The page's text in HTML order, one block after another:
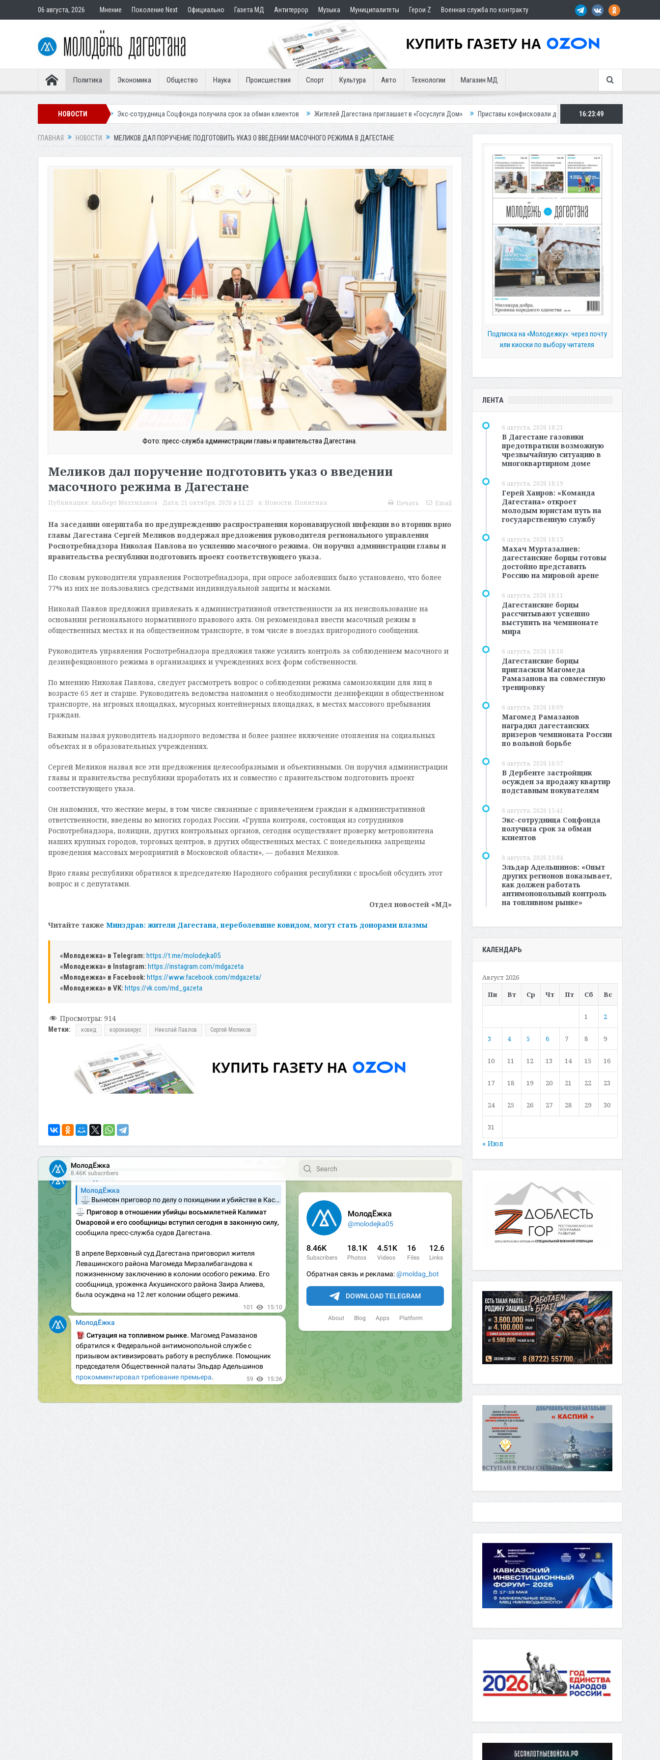
06 августа, 2026 Мнение Поколение Next Официально Газета МД Антитеррор Музыка Муниципалитеты Герои Z Военная служба по контракту
Политика Экономика Общество Наука Происшествия Спорт Культура Авто Технологии Магазин МД
НОВОСТИ
покупателям Экс-сотрудница Соцфонда получила срок за обман клиентов Жителей Дагестана приглашает в «Госуслуги Дом» Приставы конфисковали двух бурых медведей у жителя Дагестана
16:23:50
ГЛАВНАЯ НОВОСТИ МЕЛИКОВ ДАЛ ПОРУЧЕНИЕ ПОДГОТОВИТЬ УКАЗ О ВВЕДЕНИИ МАСОЧНОГО РЕЖИМА В ДАГЕСТАНЕ
Фото: пресс-служба администрации главы и правительства Дагестана.
Меликов дал поручение подготовить указ о введении
масочного режима в Дагестане
Публикация: Альберт Мехтиханов Дата: 21 октября, 2020 в 11:25 в: Новости, Политика Печать Email
На заседании оперштаба по предупреждению распространения коронавирусной инфекции во вторник врио
главы Дагестана Сергей Меликов поддержал предложения руководителя регионального управления
Роспотребнадзора Николая Павлова по усилению масочного режима. Он поручил администрации главы и
правительства республики подготовить проект соответствующего указа.
По словам руководителя управления Роспотребнадзора, при опросе заболевших было установлено, что более
77% из них не пользовались средствами индивидуальной защиты и масками.
Николай Павлов предложил привлекать к административной ответственности за их неиспользование на
основании регионального нормативного правового акта. Он рекомендовал ввести масочный режим в
общественных местах и на общественном транспорте, в том числе в поездах пригородного сообщения.
Руководитель управления Роспотребнадзора предложил также усилить контроль за соблюдением масочного и
дезинфекционного режима в организациях и учреждениях всех форм собственности.
По мнению Николая Павлова, следует рассмотреть вопрос о соблюдении режима самоизоляции для лиц в
возрасте 65 лет и старше. Руководитель ведомства напомнил о необходимости дезинфекции в общественном
транспорте, на игровых площадках, мусорных контейнерных площадках, в местах массового пребывания
граждан.
Важным назвал руководитель надзорного ведомства и более раннее включение отопления на социальных
объектах и в образовательных учреждениях.
Сергей Меликов назвал все эти предложения целесообразными и объективными. Он поручил администрации
главы и правительства республики проработать их и совместно с правительством подготовить проект
соответствующего указа.
Он напомнил, что жесткие меры, в том числе связанные с привлечением граждан к административной
ответственности, введены во многих городах России. «Группа контроля, состоящая из сотрудников
Роспотребнадзора, полиции, других контрольных органов, сегодня осуществляет проверку метрополитена
наших крупных городов, торговых центров, в других общественных местах. С понедельника запрещены
проведения массовых мероприятий в Московской области», — добавил Меликов.
Врио главы республики обратился к председателю Народного собрания республики с просьбой обсудить этот
вопрос и с депутатами.
Отдел новостей «МД»
Читайте также Минздрав: жители Дагестана, переболевшие ковидом, могут стать донорами плазмы
«Молодежка» в Telegram: https://t.me/molodejka05
«Молодежка» в Instagram: https://instagram.com/mdgazeta
«Молодежка» в Facebook: https://www.facebook.com/mdgazeta/
«Молодежка» в VK: https://vk.com/md_gazeta
Просмотры: 914
Метки: ковид коронавирус Николай Павлов Сергей Меликов
Подписка на «Молодежку»: через почту
или киоски по выбору читателя
ЛЕНТА
6 августа, 2026 18:21
В Дагестане газовики
предотвратили возможную
чрезвычайную ситуацию в
многоквартирном доме
6 августа, 2026 18:19
Герей Хаиров: «Команда
Дагестана» откроет
молодым юристам путь на
государственную службу
6 августа, 2026 18:13
Махач Муртазалиев:
дагестанские борцы готовы
достойно представить
Россию на мировой арене
6 августа, 2026 18:11
Дагестанские борцы
рассчитывают успешно
выступить на чемпионате
мира
6 августа, 2026 18:10
Дагестанские борцы
пригласили Магомеда
Рамазанова на совместную
тренировку
6 августа, 2026 18:09
Магомед Рамазанов
наградил дагестанских
призеров чемпионата России
по вольной борьбе
6 августа, 2026 16:57
В Дербенте застройщик
осужден за продажу квартир
подставным покупателям
6 августа, 2026 15:41
Экс-сотрудница Соцфонда
получила срок за обман
клиентов
6 августа, 2026 15:04
Эльдар Адельшинов: «Опыт
других регионов показывает,
как должен работать
антимонопольный контроль
на топливном рынке»
КАЛЕНДАРЬ
Август 2026
Пн
Вт Ср Чт Пт Сб Вс
1 2
3 4 5 6 7 8 9
10 11 12 13 14 15 16
17 18 19 20 21 22 23
24 25 26 27 28 29 30
31
« Июл